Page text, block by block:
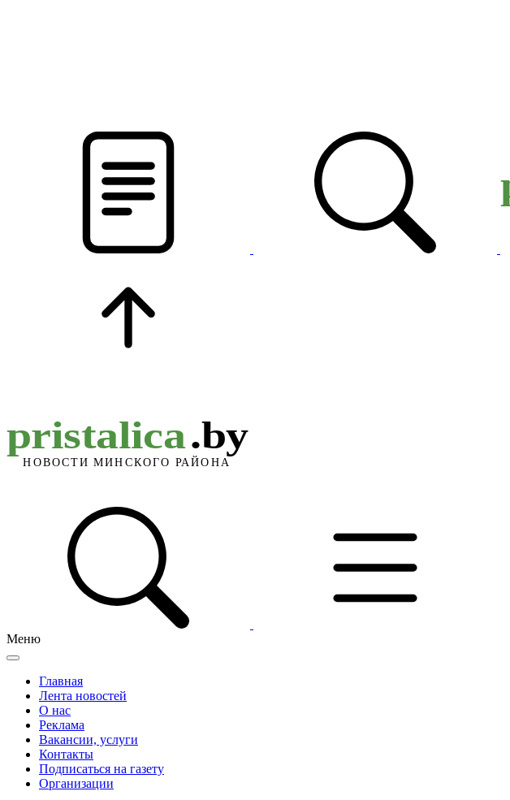
Меню
Главная
Лента новостей
О нас
Реклама
Вакансии, услуги
Контакты
Подписаться на газету
Организации